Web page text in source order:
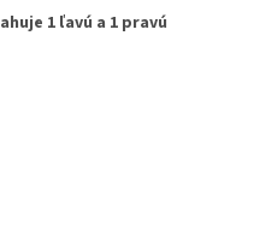
1 ľavú a 1 pravú